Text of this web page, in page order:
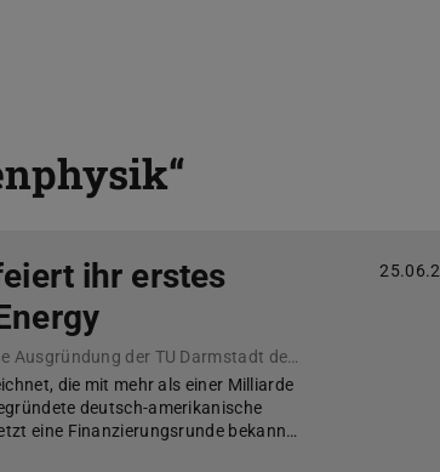
ihr erstes
Mit Focused Energy hat erstmals eine Ausgründung der TU Darmstadt den Einhorn-Status erreicht.
die mit mehr als einer Milliarde
deutsch-amerikanische
eine Finanzierungsrunde bekann…